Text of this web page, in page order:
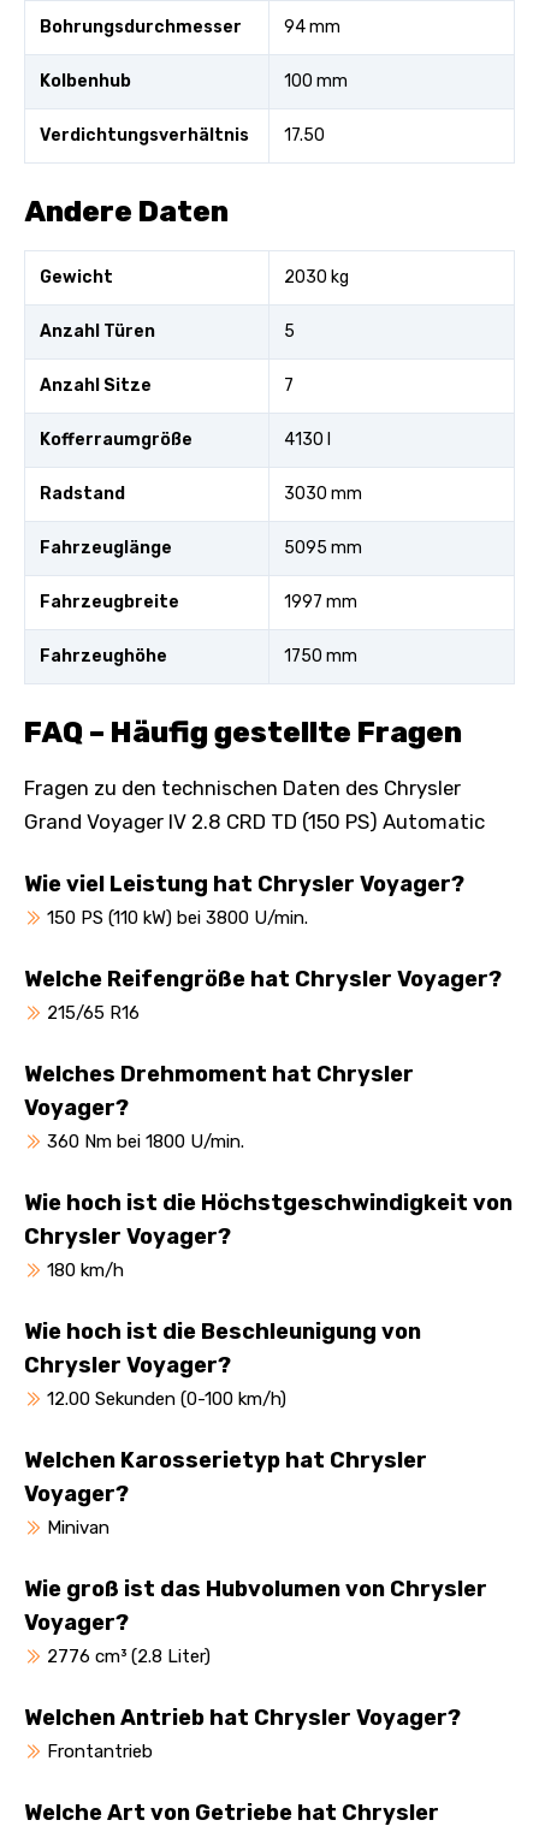
Bohrungsdurchmesser 94 mm
Kolbenhub 100 mm
Verdichtungsverhältnis 17.50
Andere Daten
Gewicht 2030 kg
Anzahl Türen 5
Anzahl Sitze 7
Kofferraumgröße 4130 l
Radstand 3030 mm
Fahrzeuglänge 5095 mm
Fahrzeugbreite 1997 mm
Fahrzeughöhe 1750 mm
FAQ – Häufig gestellte Fragen
Fragen zu den technischen Daten des Chrysler
Grand Voyager IV 2.8 CRD TD (150 PS) Automatic
Wie viel Leistung hat Chrysler Voyager?
150 PS (110 kW) bei 3800 U/min.
Welche Reifengröße hat Chrysler Voyager?
215/65 R16
Welches Drehmoment hat Chrysler
Voyager?
360 Nm bei 1800 U/min.
Wie hoch ist die Höchstgeschwindigkeit von
Chrysler Voyager?
180 km/h
Wie hoch ist die Beschleunigung von
Chrysler Voyager?
12.00 Sekunden (0-100 km/h)
Welchen Karosserietyp hat Chrysler
Voyager?
Minivan
Wie groß ist das Hubvolumen von Chrysler
Voyager?
2776 cm³ (2.8 Liter)
Welchen Antrieb hat Chrysler Voyager?
Frontantrieb
Welche Art von Getriebe hat Chrysler